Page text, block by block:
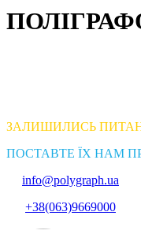
ЗАЛИШИЛИСЬ
ПОСТАВТЕ ЇХ НАМ
info@polygraph.ua
+38(063)9669000